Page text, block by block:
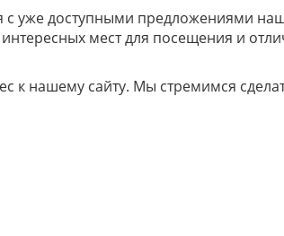
с уже доступными предложениями
мест для посещения и
к нашему сайту. Мы стремимся